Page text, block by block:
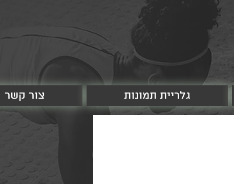
צור קשר גלריית תמונות